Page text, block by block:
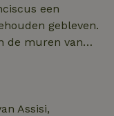
een
gebleven.
de muren van
in de ruime
uit 4
Assisi,